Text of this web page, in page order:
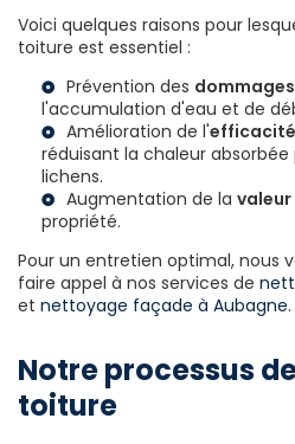
Voici quelques raisons pour
toiture est essentiel :
Prévention des
l'accumulation d'eau et de
Amélioration de l'
réduisant la chaleur absorbée
lichens.
Augmentation de la
propriété.
Pour un entretien optimal, nous
faire appel à nos services de
et nettoyage façade à Aubagne.
Notre processus
toiture